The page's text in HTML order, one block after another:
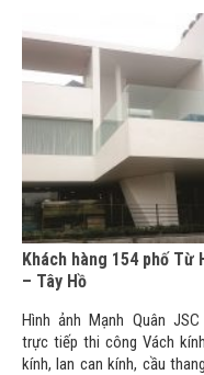
Khách hàng 154 phố Từ
– Tây Hồ
Hình ảnh Mạnh Quân JSC
trực tiếp thi công Vách
kính, lan can kính, cầu